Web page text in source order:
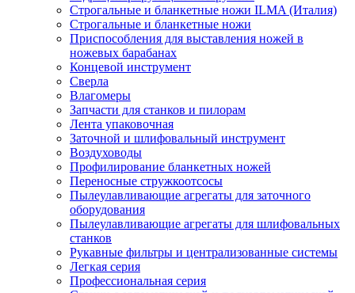
Строгальные и бланкетные ножи ILMA (Италия)
Cтрогальные и бланкетные ножи
Приспособления для выставления ножей в
ножевых барабанах
Концевой инструмент
Сверла
Влагомеры
Запчасти для станков и пилорам
Лента упаковочная
Заточной и шлифовальный инструмент
Воздуховоды
Профилирование бланкетных ножей
Переносные стружкоотсосы
Пылеулавливающие агрегаты для заточного
оборудования
Пылеулавливающие агрегаты для шлифовальных
станков
Рукавные фильтры и централизованные системы
Легкая серия
Профессиональная серия